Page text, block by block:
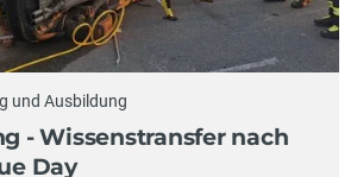
und Ausbildung
- Wissenstransfer nach
Day